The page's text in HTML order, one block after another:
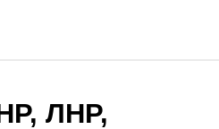
ЛНР,